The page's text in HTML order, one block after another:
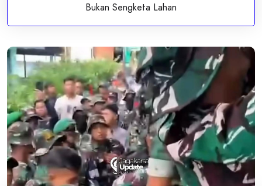
Bukan Sengketa Lahan